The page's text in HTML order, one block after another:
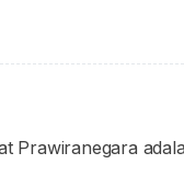
Prawiranegara